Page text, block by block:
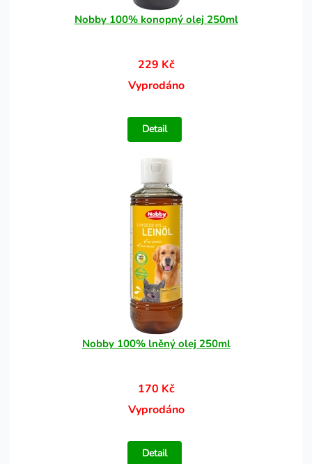
Nobby 100% konopný olej 250ml
229 Kč
Vyprodáno
Detail
Nobby 100% lněný olej 250ml
170 Kč
Vyprodáno
Detail